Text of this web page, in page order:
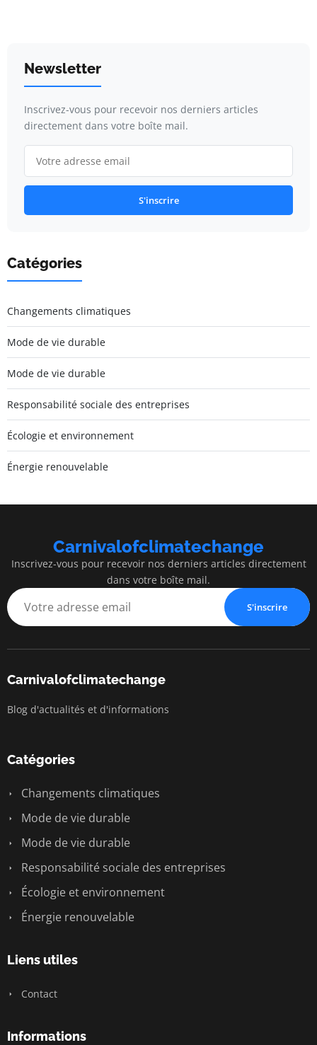
Newsletter
Inscrivez-vous pour recevoir nos derniers articles
directement dans votre boîte mail.
S'inscrire
Catégories
Changements climatiques
Mode de vie durable
Mode de vie durable
Responsabilité sociale des entreprises
Écologie et environnement
Énergie renouvelable
Carnivalofclimatechange
Inscrivez-vous pour recevoir nos derniers articles directement
dans votre boîte mail.
S'inscrire
Carnivalofclimatechange
Blog d'actualités et d'informations
Catégories
Changements climatiques
Mode de vie durable
Mode de vie durable
Responsabilité sociale des entreprises
Écologie et environnement
Énergie renouvelable
Liens utiles
Contact
Informations